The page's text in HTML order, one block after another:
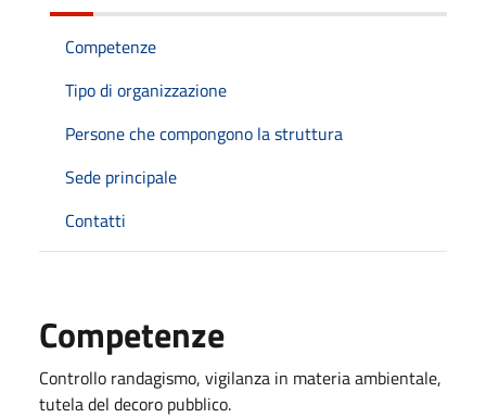
Competenze
Tipo di organizzazione
Persone che compongono la struttura
Sede principale
Contatti
Competenze
Controllo randagismo, vigilanza in materia ambientale,
tutela del decoro pubblico.